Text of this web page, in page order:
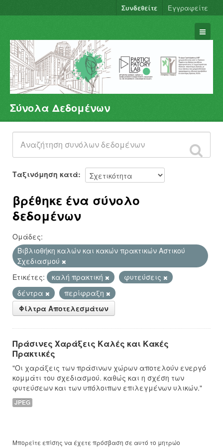
Συνδεθείτε Εγγραφείτε
Σύνολα Δεδομένων
Φορείς
Ομάδες
Σχετικά
Σύνολα Δεδομένων
Ταξινόμηση κατά
βρέθηκε ένα σύνολο
δεδομένων
Ομάδες:
Βιβλιοθήκη καλών και κακών πρακτικών Αστικού
Σχεδιασμού
Ετικέτες:
καλή πρακτική
φυτεύσεις
δέντρα
περίφραξη
Φίλτρα Αποτελεσμάτων
Πράσινες Χαράξεις Καλές και Κακές
Πρακτικές
"Οι χαράξεις των πράσινων χώρων αποτελούν ενεργό
κομμάτι του σχεδιασμού. καθώς και η σχέση των
φυτεύσεων και των υπόλοιπων επιλεγμένων υλικών."
JPEG
Μπορείτε επίσης να έχετε πρόσβαση σε αυτό το μητρώο